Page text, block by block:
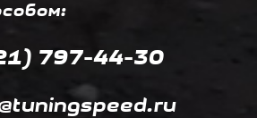
797-44-30